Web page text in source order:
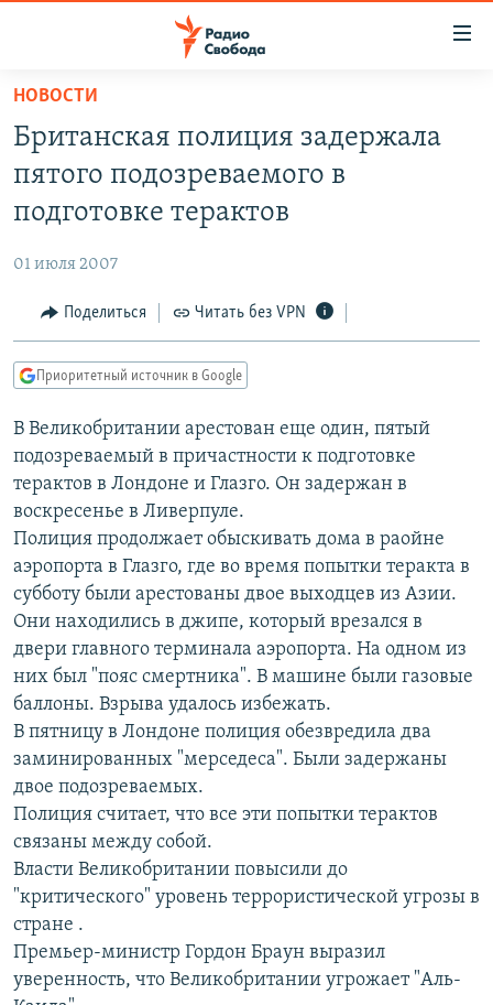
упрощенного
доступа
основному
Вернутся
Вернутся
поиску
ПОДКАСТЫ
АВТОРСКИЕ ПРОЕКТЫ
МНЕНИЯ
КУЛЬТУРА
КАВКАЗ.РЕАЛИИ
СЕВЕР.РЕАЛИИ
СИБИРЬ.РЕАЛИИ
РАСПИСАНИЕ ВЕЩАНИЯ
ПОДПИШИТЕСЬ НА РАССЫЛКУ
СОЦИАЛЬНЫЕ СЕТИ
Все сайты РСЕ/РС
НОВОСТИ
Британская полиция задержала
пятого подозреваемого в
подготовке терактов
01 июля 2007
Поделиться Читать без VPN
Приоритетный источник в Google
В Великобритании арестован еще один, пятый
подозреваемый в причастности к подготовке
терактов в Лондоне и Глазго. Он задержан в
воскресенье в Ливерпуле.
Полиция продолжает обыскивать дома в раойне
аэропорта в Глазго, где во время попытки теракта в
субботу были арестованы двое выходцев из Азии.
Они находились в джипе, который врезался в
двери главного терминала аэропорта. На одном из
них был "пояс смертника". В машине были газовые
баллоны. Взрыва удалось избежать.
В пятницу в Лондоне полиция обезвредила два
заминированных "мерседеса". Были задержаны
двое подозреваемых.
Полиция считает, что все эти попытки терактов
связаны между собой.
Власти Великобритании повысили до
"критического" уровень террористической угрозы в
стране .
Премьер-министр Гордон Браун выразил
уверенность, что Великобритании угрожает "Аль-